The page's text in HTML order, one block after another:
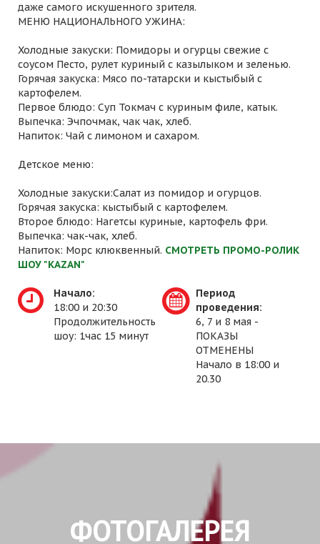
даже самого искушенного зрителя.
МЕНЮ НАЦИОНАЛЬНОГО УЖИНА:
Холодные закуски: Помидоры и огурцы свежие с
соусом Песто, рулет куриный с казылыком и зеленью.
Горячая закуска: Мясо по-татарски и кыстыбый с
картофелем.
Первое блюдо: Суп Токмач с куриным филе, катык.
Выпечка: Эчпочмак, чак чак, хлеб.
Напиток: Чай с лимоном и сахаром.
Детское меню:
Холодные закуски:Салат из помидор и огурцов.
Горячая закуска: кыстыбый с картофелем.
Второе блюдо: Нагетсы куриные, картофель фри.
Выпечка: чак-чак, хлеб.
Напиток: Морс клюквенный. СМОТРЕТЬ ПРОМО-РОЛИК
ШОУ "KAZAN"
Начало:
18:00 и 20:30
Продолжительность
шоу: 1час 15 минут
Период
проведения:
6, 7 и 8 мая -
ПОКАЗЫ
ОТМЕНЕНЫ
Начало в 18:00 и
20.30
ФОТОГАЛЕРЕЯ